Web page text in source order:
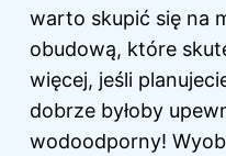
warto skupić się na
obudową, które
więcej, jeśli
dobrze byłoby
wodoodporny!